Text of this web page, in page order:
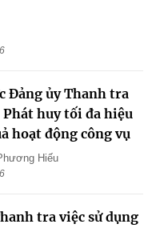
Đảng ủy Thanh tra
huy tối đa hiệu
hoạt động công vụ
Hiếu
tra việc sử dụng